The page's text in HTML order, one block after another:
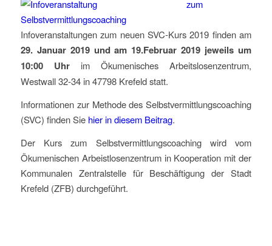
Infoveranstaltungen zum neuen SVC-Kurs 2019 finden am
29. Januar 2019 und am 19.Februar 2019 jeweils um
10:00 UhrimÖkumenisches Arbeitslosenzentrum,
Westwall 32-34 in 47798 Krefeldstatt.
Informationen zur Methode des Selbstvermittlungscoaching
(SVC) finden Sie hier in diesem Beitrag.
Der Kurs zum Selbstvermittlungscoaching wird vom
Ökumenischen Arbeistlosenzentrum in Kooperation mit der
Kommunalen Zentralstelle für Beschäftigung der Stadt
Krefeld (ZFB) durchgeführt.